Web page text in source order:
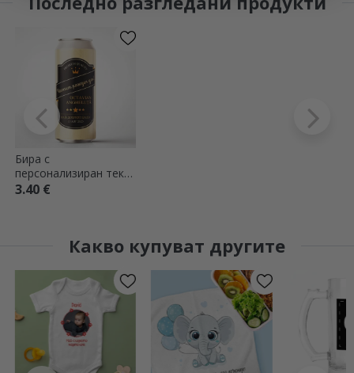
Бира с
персонализиран текст
- Специално за вас
3.40 €
Какво купуват другите